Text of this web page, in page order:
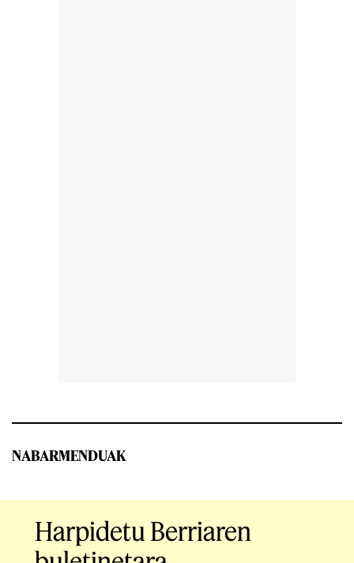
NABARMENDUAK
Harpidetu Berriaren